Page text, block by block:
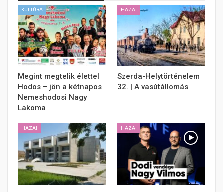
KULTÚRA
Megint megtelik élettel
Hodos – jön a kétnapos
Nemeshodosi Nagy
Lakoma
HAZAI
Szerda-Helytörténelem
32. | A vasútállomás
HAZAI HAZAI